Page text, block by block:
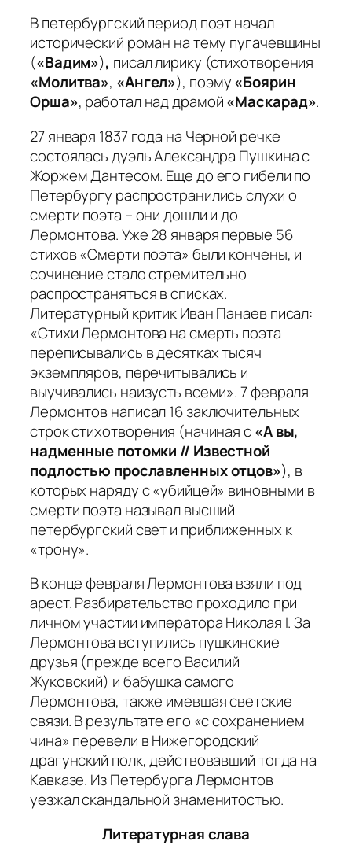
В петербургский период поэт начал
исторический роман на тему пугачевщины
(«Вадим»), писал лирику (стихотворения
«Молитва», «Ангел»), поэму«Боярин
Орша», работал над драмой«Маскарад».
27 января 1837 года на Черной речке
состоялась дуэль Александра Пушкина с
Жоржем Дантесом. Еще до его гибели по
Петербургу распространились слухи о
смерти поэта – они дошли и до
Лермонтова. Уже 28 января первые 56
стихов «Смерти поэта» были кончены, и
сочинение стало стремительно
распространяться в списках.
Литературный критик Иван Панаев писал:
«Стихи Лермонтова на смерть поэта
переписывались в десятках тысяч
экземпляров, перечитывались и
выучивались наизусть всеми». 7 февраля
Лермонтов написал 16 заключительных
строк стихотворения (начиная с«А вы,
надменные потомки // Известной
подлостью прославленных отцов»), в
которых наряду с «убийцей» виновными в
смерти поэта называл высший
петербургский свет и приближенных к
«трону».
В конце февраля Лермонтова взяли под
арест. Разбирательство проходило при
личном участии императора Николая I. За
Лермонтова вступились пушкинские
друзья (прежде всего Василий
Жуковский) и бабушка самого
Лермонтова, также имевшая светские
связи. В результате его «с сохранением
чина» перевели в Нижегородский
драгунский полк, действовавший тогда на
Кавказе. Из Петербурга Лермонтов
уезжал скандальной знаменитостью.
Литературная слава